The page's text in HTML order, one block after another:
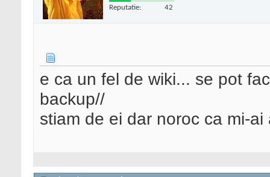
Reputatie: 42
e ca un fel de wiki... se pot
backup//
stiam de ei dar noroc ca mi-